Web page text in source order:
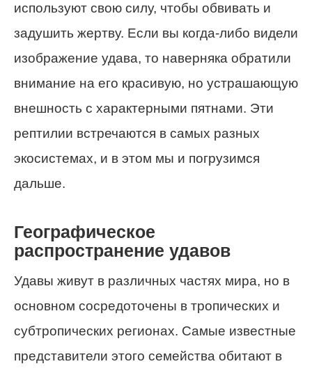
используют свою силу, чтобы обвивать и
задушить жертву. Если вы когда-либо видели
изображение удава, то наверняка обратили
внимание на его красивую, но устрашающую
внешность с характерными пятнами. Эти
рептилии встречаются в самых разных
экосистемах, и в этом мы и погрузимся
дальше.
Географическое
распространение удавов
Удавы живут в различных частях мира, но в
основном сосредоточены в тропических и
субтропических регионах. Самые известные
представители этого семейства обитают в